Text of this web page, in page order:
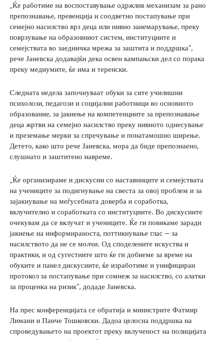
„Ќе работиме на воспоставување одржлив механизам за рано
препознавање, превенција и соодветно постапување при
семејно насилство врз деца или нивно занемарување, преку
поврзување на образовниот систем, институциите и
семејствата во заедничка мрежа за заштита и поддршка“,
рече Јаневска додавајќи дека освен кампањски дел со порака
преку медиумите, ќе има и теренски.
Следната недела започнуваат обуки за сите училишни
психолози, педагози и социјални работници во основното
образование, за јакнење на компетенциите за препознавање
деца жртви на семејно насилство преку нивното однесување
и преземање мерки за спречување и понатамошно ширење.
Детето, како што рече Јаневска, мора да биде препознаено,
слушнато и заштитено навреме.
„Ќе организираме и дискусии со наставниците и семејствата
на учениците за подигнување на свеста за овој проблем и за
зајакнување на меѓусебната доверба и соработка,
вклучително и соработката со институциите. Во дискусиите
очекувам да се вклучат и учениците. Ќе ги повикаме заради
јакнење на информираноста, поттикнување глас – за
насилството да не се молчи. Од споделените искуства и
практики, и од сугестиите што ќе ги добиеме за време на
обуките и панел дискусиите, ќе изработиме и унифициран
протокол за постапување при сомнеж за насилство, со алатки
за проценка на ризик“, додаде Јаневска.
На прес конференцијата се обратија и министрите Фатмир
Лимани и Панче Тошковски. Дадоа целосна поддршка на
спроведувањето на проектот преку вклученост на полицијата